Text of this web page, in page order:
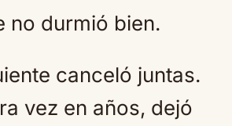
no durmió bien.
canceló juntas.
vez en años, dejó